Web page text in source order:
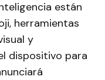
están
herramientas
y
dispositivo para